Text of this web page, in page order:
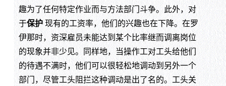
趣为了任何特定作业而与方法部门斗争。此外，对
于保护现有的工资率，他们的兴趣也在下降。在罗
伊那时，资深雇员未能达到某个比率继而调离岗位
的现象并非少见。同样地，当操作工对工头给他们
的待遇不满时，他们可以很轻松地调动到另外一个
部门，尽管工头阻拦这种调动是出了名的。工头关